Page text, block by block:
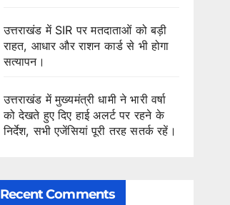
उत्तराखंड में SIR पर मतदाताओं को बड़ी
राहत, आधार और राशन कार्ड से भी होगा
सत्यापन।
उत्तराखंड में मुख्यमंत्री धामी ने भारी वर्षा
को देखते हुए दिए हाई अलर्ट पर रहने के
निर्देश, सभी एजेंसियां पूरी तरह सतर्क रहें।
Recent Comments